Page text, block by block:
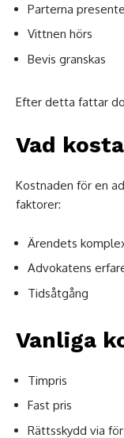
Parterna
Vittnen hörs
Bevis granskas
Efter detta fattar
Vad
Kostnaden för en
faktorer:
Ärendets
Advokatens
Tidsåtgång
Vanliga
Timpris
Fast pris
Rättsskydd via